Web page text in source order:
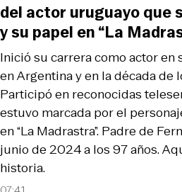
Inició su carrera como actor en
en Argentina y en la década de
Participó en reconocidas
estuvo marcada por el
en “La Madrastra”. Padre de
junio de 2024 a los 97 años.
historia.
del actor uruguayo que
y su papel en “La